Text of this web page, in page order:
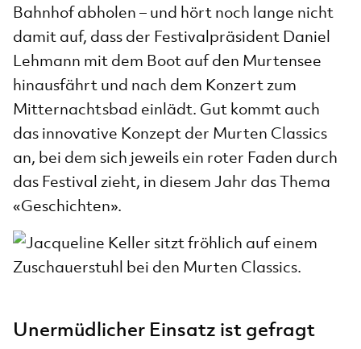
Bahnhof abholen – und hört noch lange nicht
damit auf, dass der Festivalpräsident Daniel
Lehmann mit dem Boot auf den Murtensee
hinausfährt und nach dem Konzert zum
Mitternachtsbad einlädt. Gut kommt auch
das innovative Konzept der Murten Classics
an, bei dem sich jeweils ein roter Faden durch
das Festival zieht, in diesem Jahr das Thema
«Geschichten».
Unermüdlicher Einsatz ist gefragt